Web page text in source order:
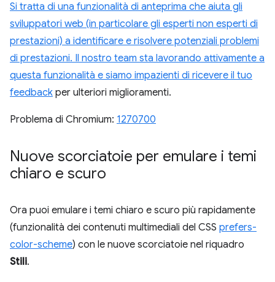
Si tratta di una funzionalità di anteprima che aiuta gli
sviluppatori web (in particolare gli esperti non esperti di
prestazioni) a identificare e risolvere potenziali problemi
di prestazioni. Il nostro team sta lavorando attivamente a
questa funzionalità e siamo impazienti di ricevere il tuo
feedback per ulteriori miglioramenti.
Problema di Chromium: 1270700
Nuove scorciatoie per emulare i temi
chiaro e scuro
Ora puoi emulare i temi chiaro e scuro più rapidamente
(funzionalità dei contenuti multimediali del CSS prefers-
color-scheme) con le nuove scorciatoie nel riquadro
Stili.